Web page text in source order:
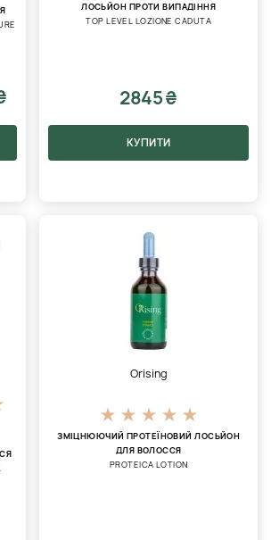
ЛОСЬЙОН ПРОТИ ВИПАДІННЯ
TOP LEVEL LOZIONE CADUTA
2845 ₴
КУПИТИ
Orising
ЗМІЦНЮЮЧИЙ ПРОТЕЇНОВИЙ ЛОСЬЙОН
ДЛЯ ВОЛОССЯ
PROTEICA LOTION